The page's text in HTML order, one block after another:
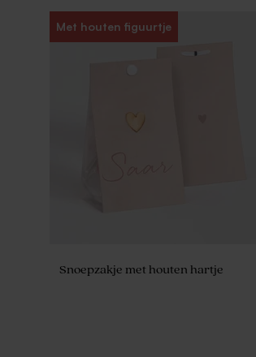
Met houten figuurtje
Snoepzakje met houten hartje